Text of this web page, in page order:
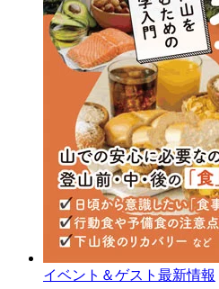
イベント＆ゲスト最新情報